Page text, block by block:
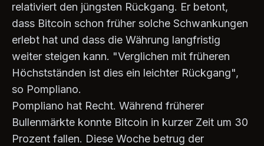
relativiert den jüngsten Rückgang. Er betont,
dass Bitcoin schon früher solche Schwankungen
erlebt hat und dass die Währung langfristig
weiter steigen kann. "Verglichen mit früheren
Höchstständen ist dies ein leichter Rückgang",
so Pompliano.
Pompliano hat Recht. Während früherer
Bullenmärkte konnte Bitcoin in kurzer Zeit um 30
Prozent fallen. Diese Woche betrug der